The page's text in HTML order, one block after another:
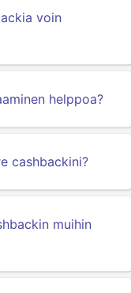
voin
helppoa?
cashbackini?
muihin